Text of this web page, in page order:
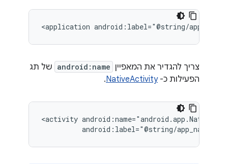
<application android:label="@string/app_name"
צריך להגדיר את המאפיין android:name של תג
הפעילות כ-NativeActivity
.
<activity